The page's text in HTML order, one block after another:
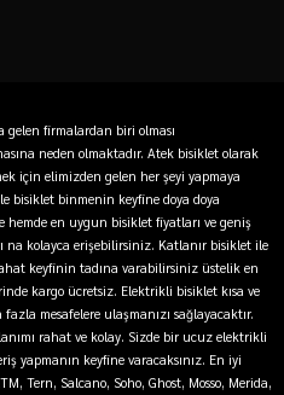
firmalardan biri olması
neden olmaktadır. Atek bisiklet olarak
için elimizden gelen her şeyi yapmaya
bisiklet binmenin keyfine doya doya
hemde en uygun bisiklet fiyatları ve geniş
na kolayca erişebilirsiniz. Katlanır bisiklet ile
keyfinin tadına varabilirsiniz üstelik en
kargo ücretsiz. Elektrikli bisiklet kısa ve
mesafelere ulaşmanızı sağlayacaktır.
rahat ve kolay. Sizde bir ucuz elektrikli
yapmanın keyfine varacaksınız. En iyi
Tern, Salcano, Soho, Ghost, Mosso, Merida,